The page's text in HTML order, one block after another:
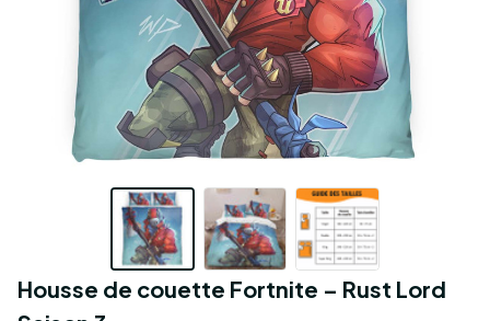
Housse de couette Fortnite – Rust Lord